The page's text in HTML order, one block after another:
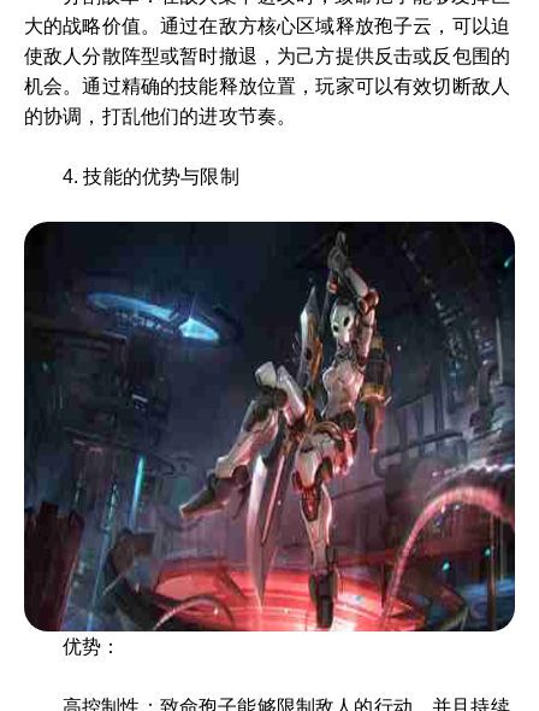
大的战略价值。通过在敌方核心区域释放孢子云，可以迫
使敌人分散阵型或暂时撤退，为己方提供反击或反包围的
机会。通过精确的技能释放位置，玩家可以有效切断敌人
的协调，打乱他们的进攻节奏。
4. 技能的优势与限制
优势：
高控制性：致命孢子能够限制敌人的行动，并且持续